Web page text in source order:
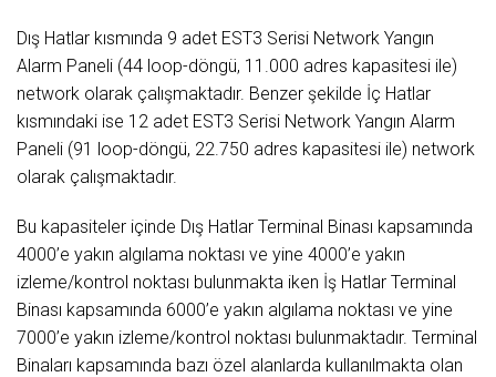
Dış Hatlar kısmında 9 adet EST3 Serisi Network Yangın
Alarm Paneli (44 loop-döngü, 11.000 adres kapasitesi ile)
network olarak çalışmaktadır. Benzer şekilde İç Hatlar
kısmındaki ise 12 adet EST3 Serisi Network Yangın Alarm
Paneli (91 loop-döngü, 22.750 adres kapasitesi ile) network
olarak çalışmaktadır.
Bu kapasiteler içinde Dış Hatlar Terminal Binası kapsamında
4000’e yakın algılama noktası ve yine 4000’e yakın
izleme/kontrol noktası bulunmakta iken İş Hatlar Terminal
Binası kapsamında 6000’e yakın algılama noktası ve yine
7000’e yakın izleme/kontrol noktası bulunmaktadır. Terminal
Binaları kapsamında bazı özel alanlarda kullanılmakta olan